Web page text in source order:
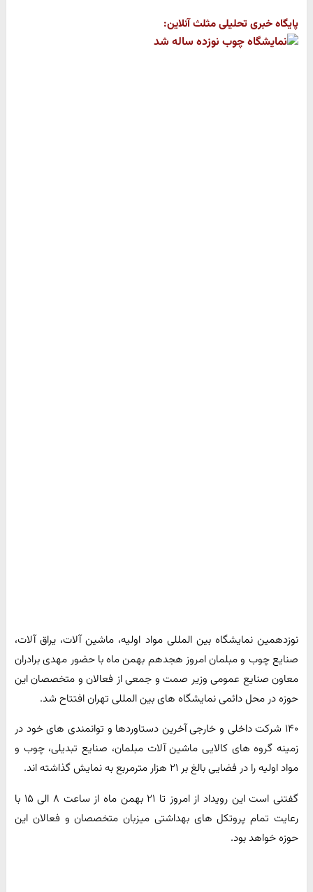
پایگاه خبری تحلیلی مثلث آنلاین:
نوزدهمین نمایشگاه بین المللی مواد اولیه، ماشین آلات، یراق آلات،
صنایع چوب و مبلمان امروز هجدهم بهمن ماه با حضور مهدی برادران
معاون صنایع عمومی وزیر صمت و جمعی از فعالان و متخصصان این
حوزه در محل دائمی نمایشگاه های بین المللی تهران افتتاح شد.
۱۴۰ شرکت داخلی و خارجی آخرین دستاوردها و توانمندی های خود در
زمینه گروه های کالایی ماشین آلات مبلمان، صنایع تبدیلی، چوب و
مواد اولیه را در فضایی بالغ بر ۲۱ هزار مترمربع به نمایش گذاشته اند.
گفتنی است این رویداد از امروز تا ۲۱ بهمن ماه از ساعت ۸ الی ۱۵ با
رعایت تمام پروتکل های بهداشتی میزبان متخصصان و فعالان این
حوزه خواهد بود.